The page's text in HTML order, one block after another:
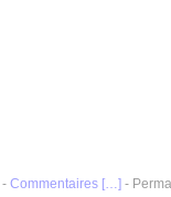
- Commentaires […] -